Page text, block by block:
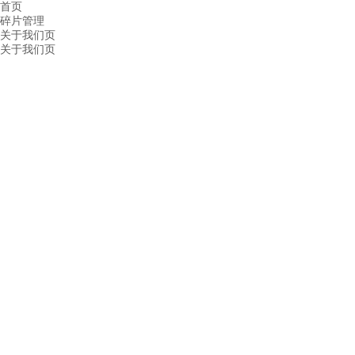
首页
碎片管理
关于我们页
关于我们页